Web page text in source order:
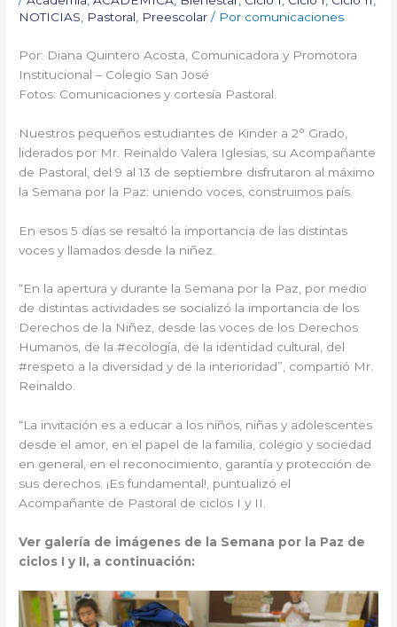
NOTICIAS
Pastoral Preescolar / Por comunicaciones
Por: Diana Quintero Acosta, Comunicadora y Promotora
Institucional – Colegio San José
Fotos: Comunicaciones y cortesía Pastoral.
Nuestros pequeños estudiantes de Kinder a 2° Grado,
liderados por Mr. Reinaldo Valera Iglesias, su Acompañante
de Pastoral, del 9 al 13 de septiembre disfrutaron al máximo
la Semana por la Paz: uniendo voces, construimos país.
En esos 5 días se resaltó la importancia de las distintas
voces y llamados desde la niñez.
“En la apertura y durante la Semana por la Paz, por medio
de distintas actividades se socializó la importancia de los
Derechos de la Niñez, desde las voces de los Derechos
Humanos, de la #ecología, de la identidad cultural, del
#respeto a la diversidad y de la interioridad”, compartió Mr.
Reinaldo.
“La invitación es a educar a los niños, niñas y adolescentes
desde el amor, en el papel de la familia, colegio y sociedad
en general, en el reconocimiento, garantía y protección de
sus derechos. ¡Es fundamental!, puntualizó el
Acompañante de Pastoral de ciclos I y II.
Ver galería de imágenes de la Semana por la Paz de
ciclos I y II, a continuación: